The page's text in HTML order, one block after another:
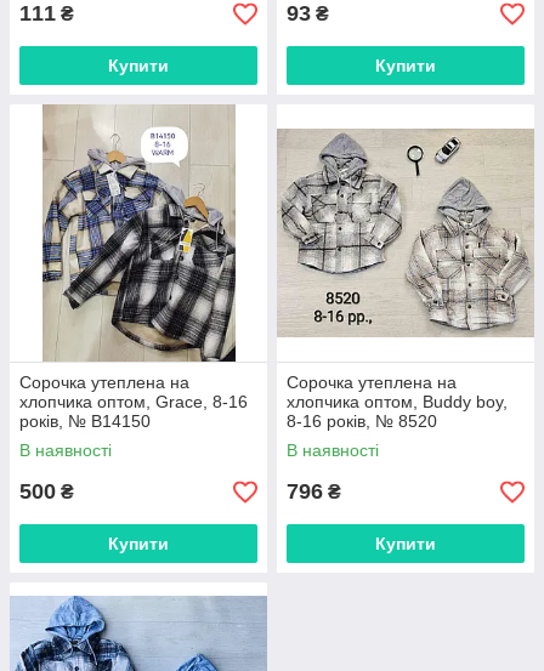
111 ₴
Купити
93 ₴
Купити
Сорочка утеплена на
хлопчика оптом, Grace, 8-16
років, № B14150
В наявності
500 ₴
Купити
Сорочка утеплена на
хлопчика оптом, Buddy boy,
8-16 років, № 8520
В наявності
796 ₴
Купити